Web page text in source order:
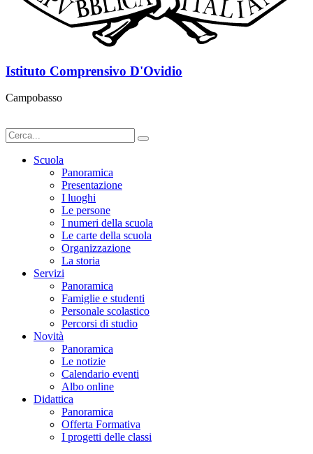
Istituto Comprensivo D'Ovidio
Campobasso
Scuola
Panoramica
Presentazione
I luoghi
Le persone
I numeri della scuola
Le carte della scuola
Organizzazione
La storia
Servizi
Panoramica
Famiglie e studenti
Personale scolastico
Percorsi di studio
Novità
Panoramica
Le notizie
Calendario eventi
Albo online
Didattica
Panoramica
Offerta Formativa
I progetti delle classi